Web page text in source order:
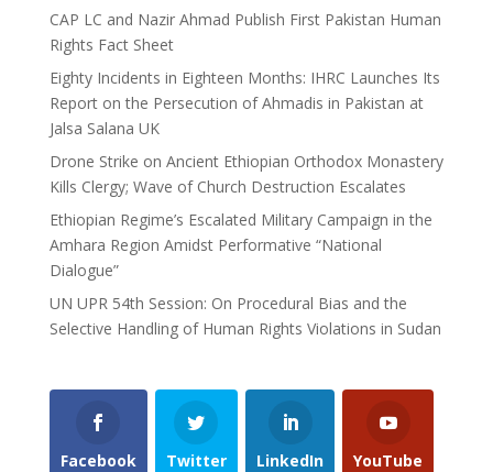
CAP LC and Nazir Ahmad Publish First Pakistan Human
Rights Fact Sheet
Eighty Incidents in Eighteen Months: IHRC Launches Its
Report on the Persecution of Ahmadis in Pakistan at
Jalsa Salana UK
Drone Strike on Ancient Ethiopian Orthodox Monastery
Kills Clergy; Wave of Church Destruction Escalates
Ethiopian Regime’s Escalated Military Campaign in the
Amhara Region Amidst Performative “National
Dialogue”
UN UPR 54th Session: On Procedural Bias and the
Selective Handling of Human Rights Violations in Sudan
Facebook Twitter LinkedIn YouTube